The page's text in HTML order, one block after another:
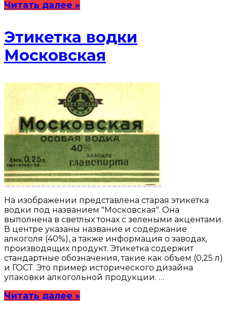
Читать далее »
Этикетка водки
Московская
На изображении представлена старая этикетка
водки под названием "Московская". Она
выполнена в светлых тонах с зелеными акцентами.
В центре указаны название и содержание
алкоголя (40%), а также информация о заводах,
производящих продукт. Этикетка содержит
стандартные обозначения, такие как объем (0,25 л)
и ГОСТ. Это пример исторического дизайна
упаковки алкогольной продукции. …
Читать далее »